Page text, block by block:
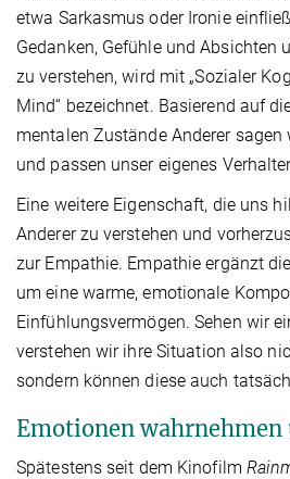
etwa Sarkasmus oder Ironie
Gedanken, Gefühle und Absichten
zu verstehen, wird mit „Sozialer
Mind“ bezeichnet. Basierend auf
mentalen Zustände Anderer sagen
und passen unser eigenes
Eine weitere Eigenschaft, die uns
Anderer zu verstehen und
zur Empathie. Empathie ergänzt
um eine warme, emotionale
Einfühlungsvermögen. Sehen wir
verstehen wir ihre Situation also
sondern können diese auch
Emotionen
Spätestens seit dem Kinofilm